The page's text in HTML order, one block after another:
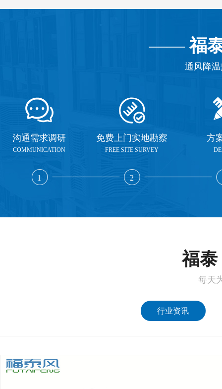
——福
通风降
沟通需求调研
COMMUNICATION
1
免费上门实地勘察
FREE SITE SURVEY
2
方
福泰
每天
行业资讯